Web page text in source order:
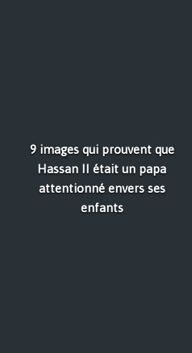
9 images qui prouvent que
Hassan II était un papa
attentionné envers ses
enfants